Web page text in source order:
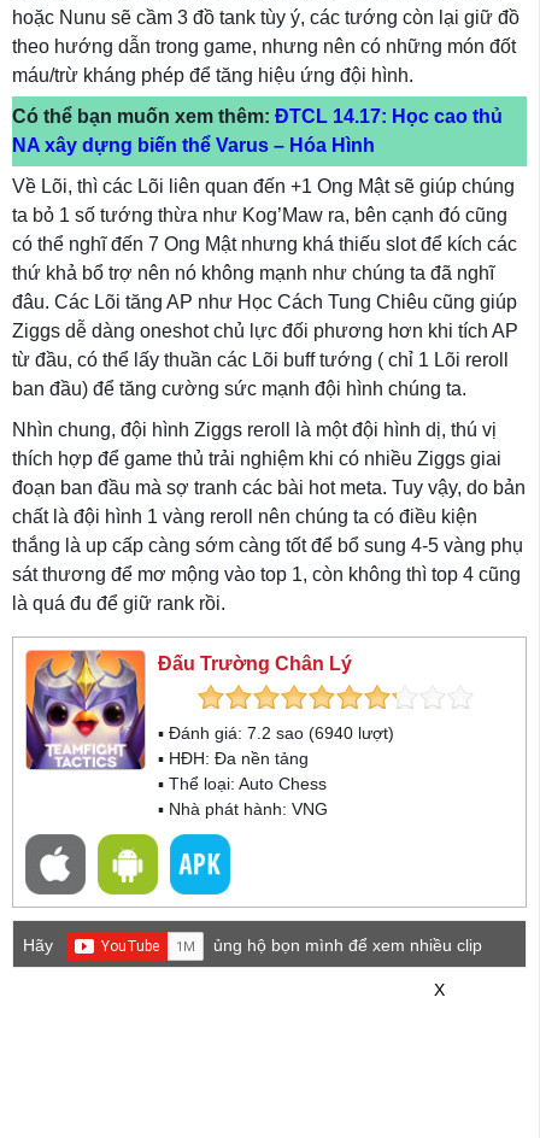
hoặc Nunu sẽ cầm 3 đồ tank tùy ý, các tướng còn lại giữ đồ
theo hướng dẫn trong game, nhưng nên có những món đốt
máu/trừ kháng phép để tăng hiệu ứng đội hình.
Có thể bạn muốn xem thêm: ĐTCL 14.17: Học cao thủ
NA xây dựng biến thể Varus – Hóa Hình
Về Lõi, thì các Lõi liên quan đến +1 Ong Mật sẽ giúp chúng
ta bỏ 1 số tướng thừa như Kog’Maw ra, bên cạnh đó cũng
có thể nghĩ đến 7 Ong Mật nhưng khá thiếu slot để kích các
thứ khả bổ trợ nên nó không mạnh như chúng ta đã nghĩ
đâu. Các Lõi tăng AP như Học Cách Tung Chiêu cũng giúp
Ziggs dễ dàng oneshot chủ lực đối phương hơn khi tích AP
từ đầu, có thể lấy thuần các Lõi buff tướng ( chỉ 1 Lõi reroll
ban đầu) để tăng cường sức mạnh đội hình chúng ta.
Nhìn chung, đội hình Ziggs reroll là một đội hình dị, thú vị
thích hợp để game thủ trải nghiệm khi có nhiều Ziggs giai
đoạn ban đầu mà sợ tranh các bài hot meta. Tuy vậy, do bản
chất là đội hình 1 vàng reroll nên chúng ta có điều kiện
thắng là up cấp càng sớm càng tốt để bổ sung 4-5 vàng phụ
sát thương để mơ mộng vào top 1, còn không thì top 4 cũng
là quá đu để giữ rank rồi.
Đấu Trường Chân Lý
▪ Đánh giá: 7.2 sao (6940 lượt)
▪ HĐH: Đa nền tảng
▪ Thể loại: Auto Chess
▪ Nhà phát hành: VNG
Hãy
ủng hộ bọn mình để xem nhiều clip
X